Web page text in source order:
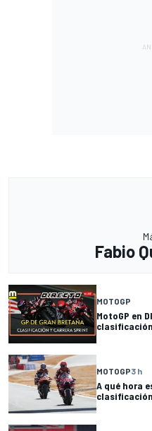
Fabio
MOTOGP
MotoGP en
MOTOGP3 h
A qué hora